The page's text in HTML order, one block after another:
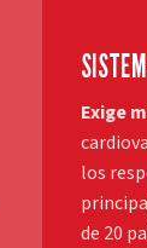
Exige
los
de 20